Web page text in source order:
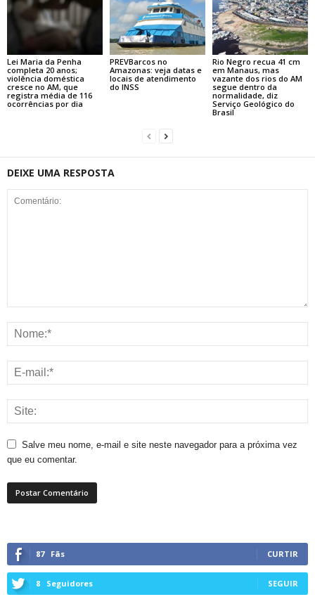
Lei Maria da Penha
completa 20 anos;
violência doméstica
cresce no AM, que
registra média de 116
ocorrências por dia
PREVBarcos no
Amazonas: veja datas e
locais de atendimento
do INSS
Rio Negro recua 41 cm
em Manaus, mas
vazante dos rios do AM
segue dentro da
normalidade, diz
Serviço Geológico do
Brasil
DEIXE UMA RESPOSTA
Salve meu nome, e-mail e site neste navegador para a próxima vez
que eu comentar.
87 Fãs CURTIR
8 Seguidores SEGUIR